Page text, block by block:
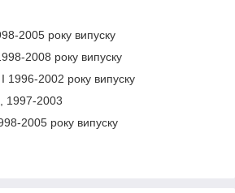
2005 року випуску
2008 року випуску
1996-2002 року випуску
1997-2003
2005 року випуску